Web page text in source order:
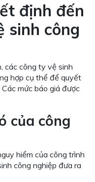
định đến
sinh công
các công ty vệ sinh
hợp cụ thể để quyết
mức báo giá được
của công
hiểm của công trình
công nghiệp đưa ra